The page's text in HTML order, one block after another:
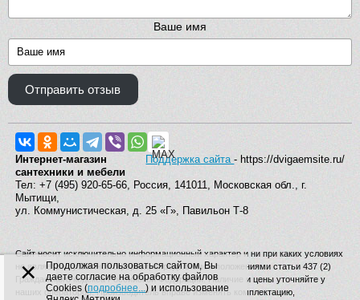
Ваше имя
Отправить отзыв
Поддержка сайта- https://dvigaemsite.ru/
Интернет-магазин
сантехники и мебели
Тел: +7 (495) 920-65-66, Россия, 141011, Московская обл., г.
Мытищи,
ул. Коммунистическая, д. 25 «Г», Павильон Т-8
Сайт носит исключительно информационный характер и ни при каких условиях
не является публичной офертой, определяемой положениями статьи 437 (2)
Гражданского кодекса Российской Федерации. Наличие и цены уточняйте у
наших операторов. Производитель вправе изменять комплектацию,
×
Продолжая пользоваться сайтом, Вы
даете согласие на обработку файлов
Cookies (подробнее...) и использование